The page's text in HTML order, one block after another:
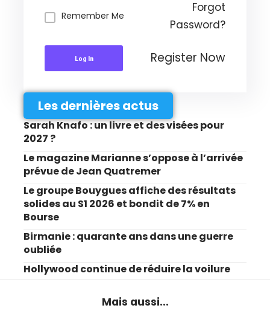
Remember Me
Forgot
Password?
Log In Register Now
Les dernières actus
Sarah Knafo : un livre et des visées pour
2027 ?
Le magazine Marianne s’oppose à l’arrivée
prévue de Jean Quatremer
Le groupe Bouygues affiche des résultats
solides au S1 2026 et bondit de 7% en
Bourse
Birmanie : quarante ans dans une guerre
oubliée
Hollywood continue de réduire la voilure
Mais aussi...